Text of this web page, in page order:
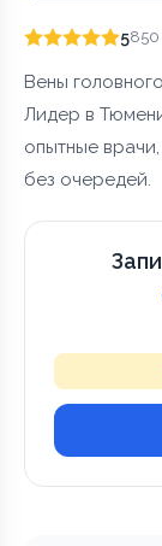
5850
Вены
Лидер в
опытные
без очередей.